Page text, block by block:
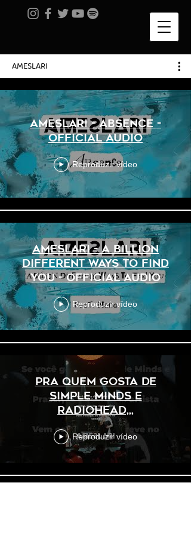
AMESLARI
AMESLARI - Absence -
Official Audio
Reproduzir vídeo
AMESLARI - A Billion
Different Ways To Find
You - Official Audio
Reproduzir vídeo
Pra quem gosta de
Simple Minds e
Radiohead,,,
Reproduzir vídeo